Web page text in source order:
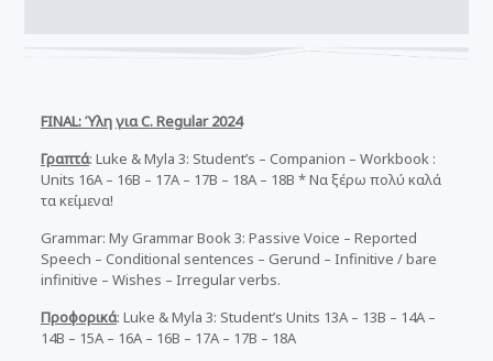
FINAL:ΎληγιαC. Regular 2024
Γραπτά: Luke & Myla 3: Student’s – Companion – Workbook :
Units 16A – 16B – 17A – 17B – 18A – 18B * Να ξέρω πολύ καλά
τα κείμενα!
Grammar: My Grammar Book 3: Passive Voice – Reported
Speech – Conditional sentences – Gerund – Infinitive / bare
infinitive – Wishes – Irregular verbs.
Προφορικά: Luke & Myla 3: Student’s Units 13A – 13B – 14A –
14B – 15A – 16A – 16B – 17A – 17B – 18A